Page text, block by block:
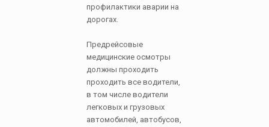
профилактики аварии на
дорогах.
Предрейсовые
медицинские осмотры
должны проходить
проходить все водители,
в том числе водители
легковых и грузовых
автомобилей, автобусов,